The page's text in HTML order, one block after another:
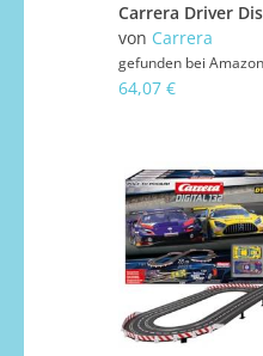
von Carrera
gefunden bei Amazon
64,07 €